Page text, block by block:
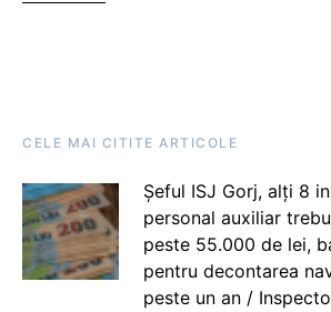
CELE MAI CITITE ARTICOLE
Șeful ISJ Gorj, alți 8
personal auxiliar
peste 55.000 de lei,
pentru decontarea
peste un an /